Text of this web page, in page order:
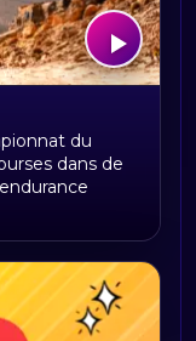
2026
du
dans de